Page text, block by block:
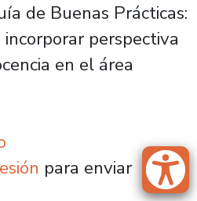
de Buenas Prácticas:
perspectiva
en el área
de la Guía de
para enviar